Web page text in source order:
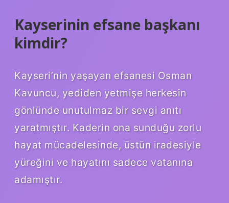
Kayserinin efsane başkanı
kimdir?
Kayseri’nin yaşayan efsanesi Osman
Kavuncu, yediden yetmişe herkesin
gönlünde unutulmaz bir sevgi anıtı
yaratmıştır. Kaderin ona sunduğu zorlu
hayat mücadelesinde, üstün iradesiyle
yüreğini ve hayatını sadece vatanına
adamıştır.